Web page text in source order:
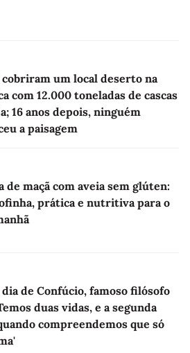
cobriram um local deserto na
com 12.000 toneladas de cascas
16 anos depois, ninguém
a paisagem
de maçã com aveia sem glúten:
prática e nutritiva para o
dia de Confúcio, famoso filósofo
duas vidas, e a segunda
compreendemos que só